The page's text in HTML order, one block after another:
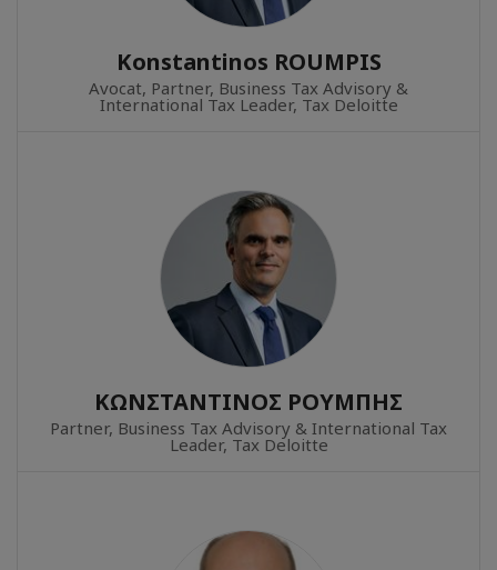
Konstantinos ROUMPIS
Avocat, Partner, Business Tax Advisory &
International Tax Leader, Tax Deloitte
ΚΩΝΣΤΑΝΤΙΝΟΣ ΡΟΥΜΠΗΣ
Partner, Business Tax Advisory & International Tax
Leader, Tax Deloitte